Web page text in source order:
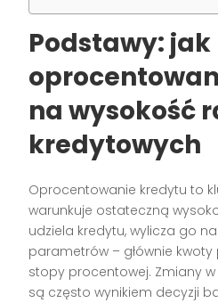
Podstawy: jak
na wysokość
kredytowych
Oprocentowanie kredytu to
warunkuje ostateczną
udziela kredytu, wylicza go
parametrów – głównie kwoty
stopy procentowej. Zmiany
są często wynikiem decyzji